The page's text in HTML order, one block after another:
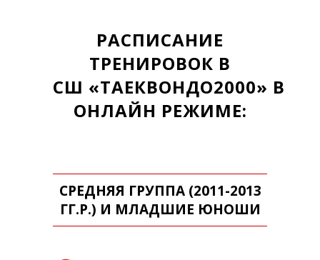
РАСПИСАНИЕ
ТРЕНИРОВОК В
СШ «ТАЕКВОНДО2000» В
ОНЛАЙН РЕЖИМЕ:
СРЕДНЯЯ ГРУППА (2011-2013
ГГ.Р.) И МЛАДШИЕ ЮНОШИ